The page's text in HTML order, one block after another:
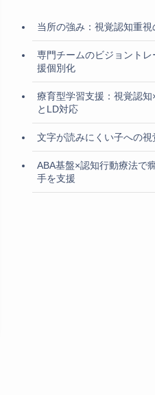
当所の強み：視覚認知重
専門チームのビジョント
援個別化
療育型学習支援：視覚認知
とLD対応
文字が読みにくい子への
ABA基盤×認知行動療法で
手を支援